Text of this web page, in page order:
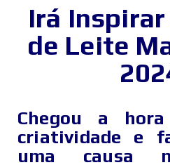
Irá Inspirar
de Leite
Chegou a
criatividade e
uma causa